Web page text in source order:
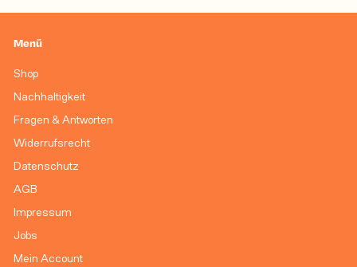
Menü
Shop
Nachhaltigkeit
Fragen & Antworten
Widerrufsrecht
Datenschutz
AGB
Impressum
Jobs
Mein Account